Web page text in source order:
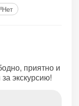
Нет
приятно и
экскурсию!